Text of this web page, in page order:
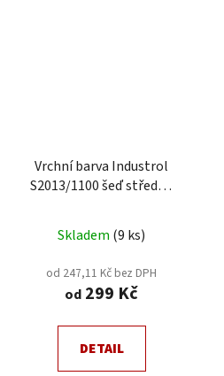
Vrchní barva Industrol
S2013/1100 šeď střední,
Skladem (9 ks)
od 247,11 Kč bez DPH
od 299 Kč
DETAIL